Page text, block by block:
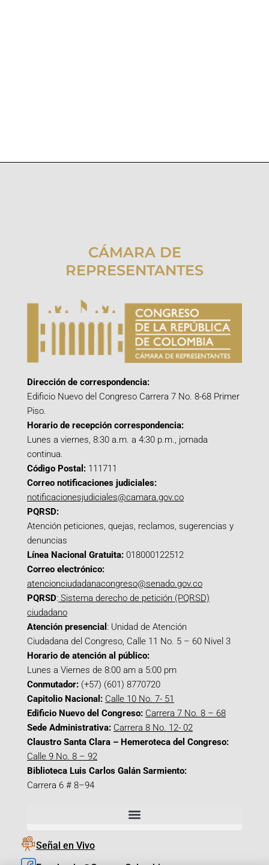
CÁMARA DE
REPRESENTANTES
Dirección de correspondencia:
Edificio Nuevo del Congreso Carrera 7 No. 8-68 Primer
Piso.
Horario de recepción correspondencia:
Lunes a viernes, 8:30 a.m. a 4:30 p.m., jornada
continua.
Código Postal: 111711
Correo notificaciones judiciales:
notificacionesjudiciales@camara.gov.co
PQRSD:
Atención peticiones, quejas, reclamos, sugerencias y
denuncias
Línea Nacional Gratuita: 018000122512
Correo electrónico:
atencionciudadanacongreso@senado.gov.co
PQRSD: Sistema derecho de petición (PQRSD)
ciudadano
Atención presencial : Unidad de Atención
Ciudadana del Congreso, Calle 11 No. 5 – 60 Nivel 3
Horario de atención al público:
Lunes a Viernes de 8:00 am a 5:00 pm
Conmutador: (+57) (601) 8770720
Capitolio Nacional: Calle 10 No. 7- 51
Edificio Nuevo del Congreso: Carrera 7 No. 8 – 68
Sede Administrativa: Carrera 8 No. 12- 02
Claustro Santa Clara – Hemeroteca del Congreso:
Calle 9 No. 8 – 92
Biblioteca Luis Carlos Galán Sarmiento:
Carrera 6 # 8–94
Señal en Vivo